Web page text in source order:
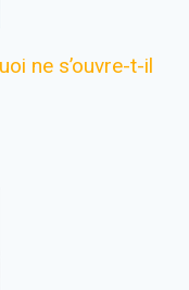
ne s’ouvre-t-il